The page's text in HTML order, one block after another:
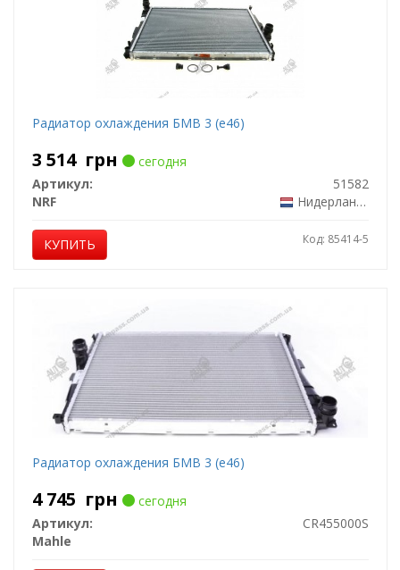
Радиатор охлаждения БМВ 3 (е46)
3 514 грн
сегодня
Артикул:
51582
NRF
Нидерланды
КУПИТЬ Код: 85414-5
Радиатор охлаждения БМВ 3 (е46)
4 745 грн
сегодня
Артикул:
CR455000S
Mahle